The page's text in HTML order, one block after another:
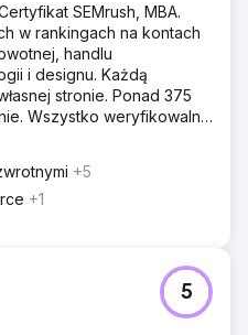
SEMrush, MBA.
w rankingach na kontach
handlu
i designu. Każdą
stronie. Ponad 375
Wszystko weryfikowalne
+5
+1
5